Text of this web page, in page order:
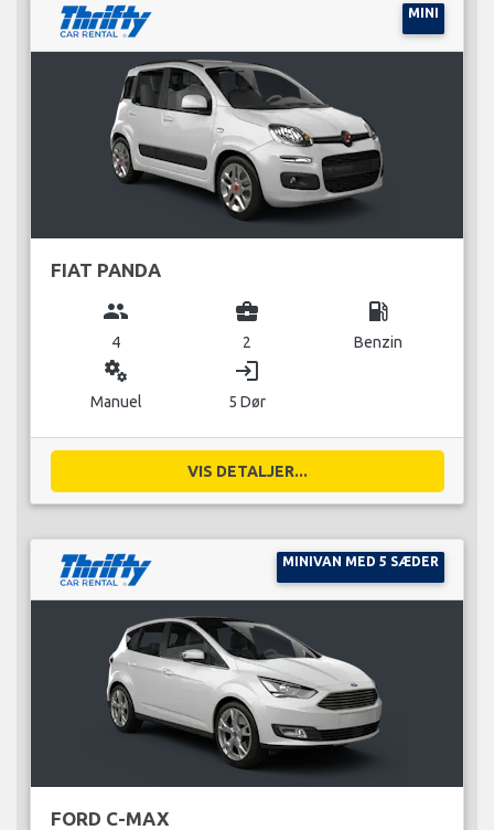
MINI
FIAT PANDA
group
4
business_center
2
local_gas_station
Benzin
miscellaneous_services
Manuel
login
5 Dør
VIS DETALJER...
MINIVAN MED 5 SÆDER
FORD C-MAX